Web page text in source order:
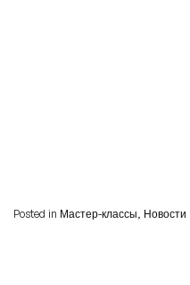
Posted in Мастер-классы, Новости